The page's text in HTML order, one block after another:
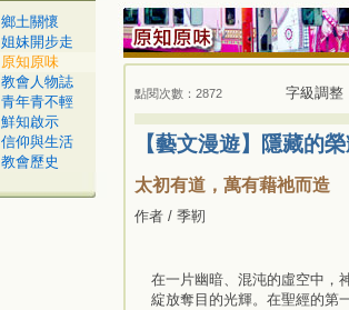
鄉土關懷
姐妹開步走
原知原味
教會人物誌
青年青不輕
鮮知啟示
信仰與生活
教會歷史
點閱次數：2872 字級調整
【藝文漫遊】隱藏的
太初有道，萬有藉祂而造
作者 / 季靭
在一片幽暗、混沌的虛空中，
綻放奪目的光輝。在聖經的第